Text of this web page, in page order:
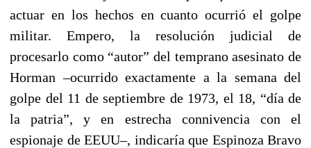
actuar en los hechos en cuanto ocurrió el golpe
militar. Empero, la resolución judicial de
procesarlo como “autor” del temprano asesinato de
Horman –ocurrido exactamente a la semana del
golpe del 11 de septiembre de 1973, el 18, “día de
la patria”, y en estrecha connivencia con el
espionaje de EEUU–, indicaría que Espinoza Bravo